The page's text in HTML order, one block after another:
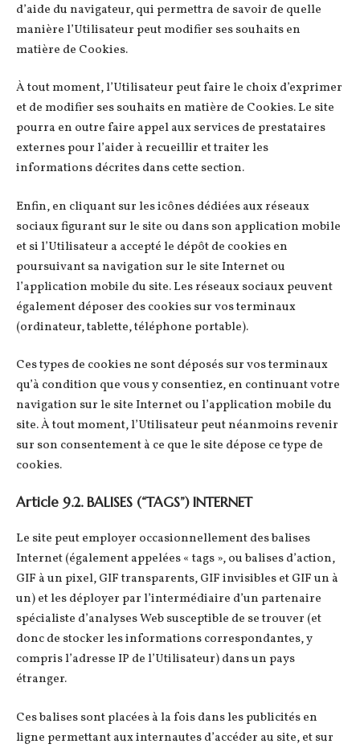
d’aide du navigateur, qui permettra de savoir de quelle
manière l’Utilisateur peut modifier ses souhaits en
matière de Cookies.
À tout moment, l’Utilisateur peut faire le choix d’exprimer
et de modifier ses souhaits en matière de Cookies. Le site
pourra en outre faire appel aux services de prestataires
externes pour l’aider à recueillir et traiter les
informations décrites dans cette section.
Enfin, en cliquant sur les icônes dédiées aux réseaux
sociaux figurant sur le site ou dans son application mobile
et si l’Utilisateur a accepté le dépôt de cookies en
poursuivant sa navigation sur le site Internet ou
l’application mobile du site. Les réseaux sociaux peuvent
également déposer des cookies sur vos terminaux
(ordinateur, tablette, téléphone portable).
Ces types de cookies ne sont déposés sur vos terminaux
qu’à condition que vous y consentiez, en continuant votre
navigation sur le site Internet ou l’application mobile du
site. À tout moment, l’Utilisateur peut néanmoins revenir
sur son consentement à ce que le site dépose ce type de
cookies.
Article 9.2. BALISES (“TAGS”) INTERNET
Le site peut employer occasionnellement des balises
Internet (également appelées « tags », ou balises d’action,
GIF à un pixel, GIF transparents, GIF invisibles et GIF un à
un) et les déployer par l’intermédiaire d’un partenaire
spécialiste d’analyses Web susceptible de se trouver (et
donc de stocker les informations correspondantes, y
compris l’adresse IP de l’Utilisateur) dans un pays
étranger.
Ces balises sont placées à la fois dans les publicités en
ligne permettant aux internautes d’accéder au site, et sur